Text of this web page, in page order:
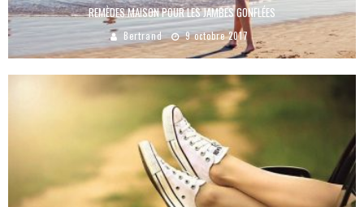
REMÈDES MAISON POUR LES JAMBES GONFLÉES
Bertrand 9 octobre 2017